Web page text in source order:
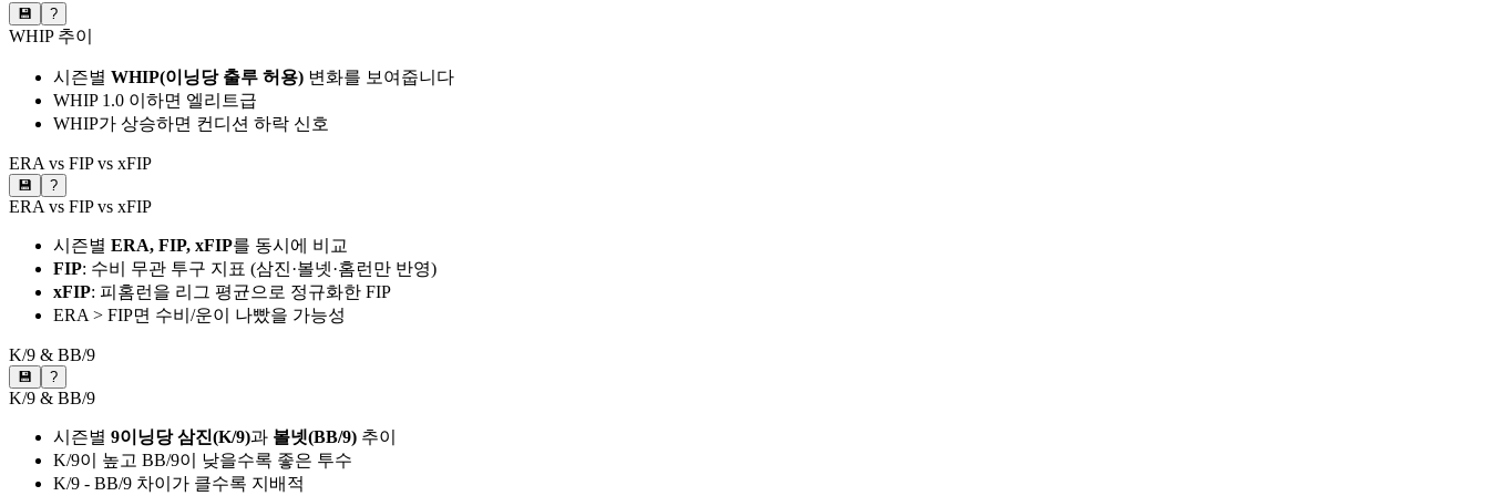
💾 ?
WHIP 추이
시즌별 WHIP(이닝당 출루 허용) 변화를 보여줍니다
WHIP 1.0 이하면 엘리트급
WHIP가 상승하면 컨디션 하락 신호
ERA vs FIP vs xFIP
💾 ?
ERA vs FIP vs xFIP
시즌별 ERA, FIP, xFIP를 동시에 비교
FIP: 수비 무관 투구 지표 (삼진·볼넷·홈런만 반영)
xFIP: 피홈런을 리그 평균으로 정규화한 FIP
ERA > FIP면 수비/운이 나빴을 가능성
K/9 & BB/9
💾 ?
K/9 & BB/9
시즌별 9이닝당 삼진(K/9)과 볼넷(BB/9) 추이
K/9이 높고 BB/9이 낮을수록 좋은 투수
K/9 - BB/9 차이가 클수록 지배적